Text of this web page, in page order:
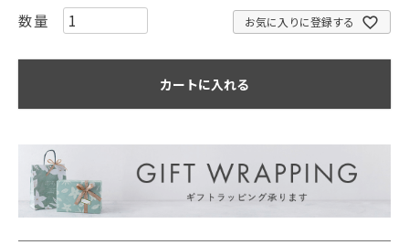
お気に入りに登録する
カートに入れる